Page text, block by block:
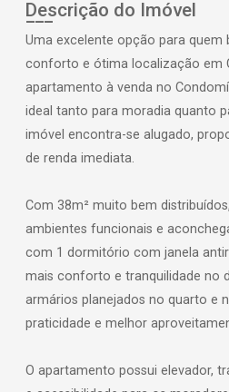
Descrição do Imóvel
Uma excelente opção para quem
conforto e ótima localização em
apartamento à venda no
ideal tanto para moradia quanto
imóvel encontra-se alugado,
de renda imediata.
Com 38m² muito bem
ambientes funcionais e
com 1 dormitório com janela
mais conforto e tranquilidade no
armários planejados no quarto e
praticidade e melhor
O apartamento possui elevador,